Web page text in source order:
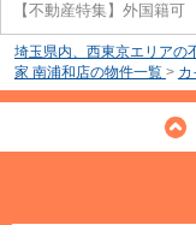
【不動産特集】外国籍可
埼玉県内、西東京エリアの
家 南浦和店の物件一覧 >